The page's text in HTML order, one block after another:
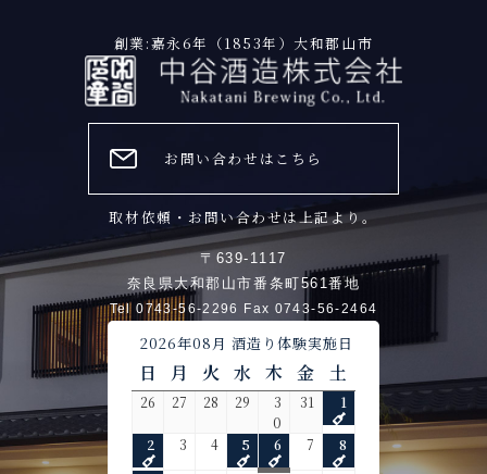
創業:嘉永6年（1853年）大和郡山市
お問い合わせはこちら
取材依頼・お問い合わせは上記より。
〒639-1117
奈良県大和郡山市番条町561番地
Tel 0743-56-2296 Fax 0743-56-2464